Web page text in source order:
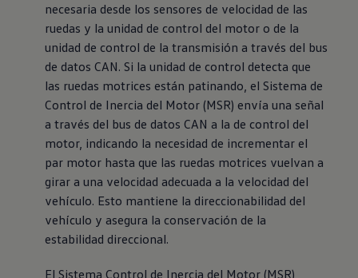
necesaria desde los sensores de velocidad de las
ruedas y la unidad de control del motor o de la
unidad de control de la transmisión a través del bus
de datos CAN. Si la unidad de control detecta que
las ruedas motrices están patinando, el Sistema de
Control de Inercia del Motor (MSR) envía una señal
a través del bus de datos CAN a la de control del
motor, indicando la necesidad de incrementar el
par motor hasta que las ruedas motrices vuelvan a
girar a una velocidad adecuada a la velocidad del
vehículo. Esto mantiene la direccionabilidad del
vehículo y asegura la conservación de la
estabilidad direccional.
El Sistema Control de Inercia del Motor (MSR)